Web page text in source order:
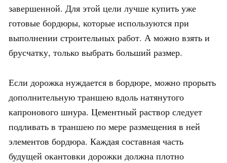
завершенной. Для этой цели лучше купить уже
готовые бордюры, которые используются при
выполнении строительных работ. А можно взять и
брусчатку, только выбрать больший размер.
Если дорожка нуждается в бордюре, можно прорыть
дополнительную траншею вдоль натянутого
капронового шнура. Цементный раствор следует
подливать в траншею по мере размещения в ней
элементов бордюра. Каждая составная часть
будущей окантовки дорожки должна плотно